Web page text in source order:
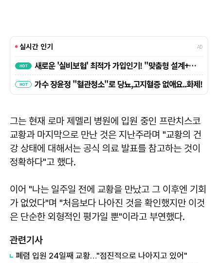
그는 현재 로마 제멜리 병원에 입원 중인 프란치스코
교황과 마지막으로 만난 것은 지난주라며 "교황의 건
강 상태에 대해서는 공식 의료 발표를 참고하는 것이
정확하다"고 했다.
이어 "나는 일주일 전에 교황을 만났고 그 이후엔 기회
가 없었다"며 "처음보다 나아진 것을 확인했지만 이것
은 단순한 외형적인 평가일 뿐"이라고 부연했다.
관련기사
폐렴 입원 24일째 교황…"점진적으로 나아지고 있어"